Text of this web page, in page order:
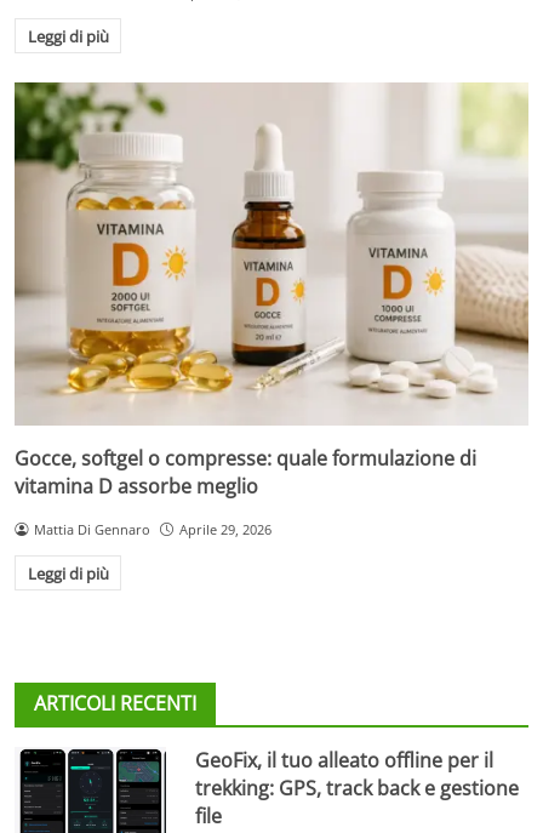
Leggi di più
Gocce, softgel o compresse: quale formulazione di
vitamina D assorbe meglio
Mattia Di Gennaro Aprile 29, 2026
Leggi di più
ARTICOLI RECENTI
GeoFix, il tuo alleato offline per il
trekking: GPS, track back e gestione
file